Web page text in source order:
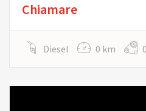
Chiamare
Diesel 0 km